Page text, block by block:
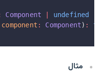
Component
undefined
component : Component) :
مثال